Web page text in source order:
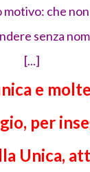
motivo: che
senza
[...]
e
per
Unica,